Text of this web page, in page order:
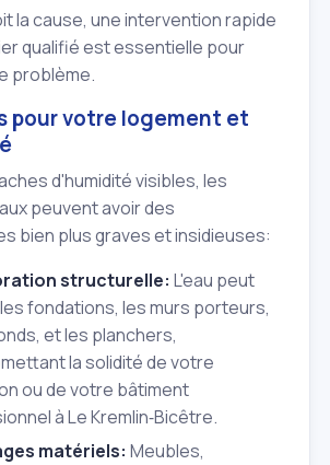
la cause, une intervention rapide
qualifié est essentielle pour
problème.
pour votre logement et
d'humidité visibles, les
peuvent avoir des
bien plus graves et insidieuses:
structurelle: L'eau peut
fondations, les murs porteurs,
et les planchers,
la solidité de votre
ou de votre bâtiment
à Le Kremlin‑Bicêtre.
matériels: Meubles,